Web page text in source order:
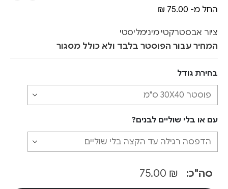
החל מ- ₪ 75.00
ציור אבסטרקטי מינימליסטי
המחיר עבור הפוסטר בלבד ולא כולל מסגור
בחירת גודל
עם או בלי שוליים לבנים?
סה"כ: ₪